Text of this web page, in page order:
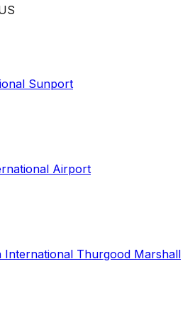
Sunport
Airport
International Thurgood Marshall